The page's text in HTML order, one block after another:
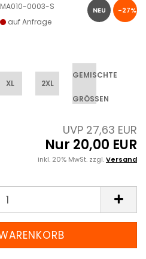
NEU -27%
MA010-0003-S
auf Anfrage
XL 2XL
GEMISCHTE
GRÖSSEN
UVP 27,63 EUR
Nur 20,00 EUR
inkl. 20% MwSt. zzgl.Versand